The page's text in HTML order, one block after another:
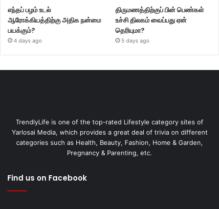
எந்தப் பழம் உடல்
ஆரோக்கியத்திற்கு அதிக நன்மை
பயக்கும்?
4 days ago
திருமணத்திற்குப் பின் பெண்கள்
உச்சி திலகம் வைப்பது ஏன்
தெரியுமா?
5 days ago
TrendlyLife is one of the top-rated Lifestyle category sites of
Yarlosai Media, which provides a great deal of trivia on different
categories such as Health, Beauty, Fashion, Home & Garden,
Pregnancy & Parenting, etc.
Find us on Facebook